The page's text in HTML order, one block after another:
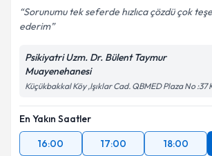
Sorunumu tek seferde hızlıca çözdü çok
ederim
Psikiyatri Uzm. Dr. Bülent Taymur
Muayenehanesi
Küçükbakkal Köy ,Işıklar Cad. QBMED Plaza No :37
En Yakın Saatler
16:00
17:00 18:00